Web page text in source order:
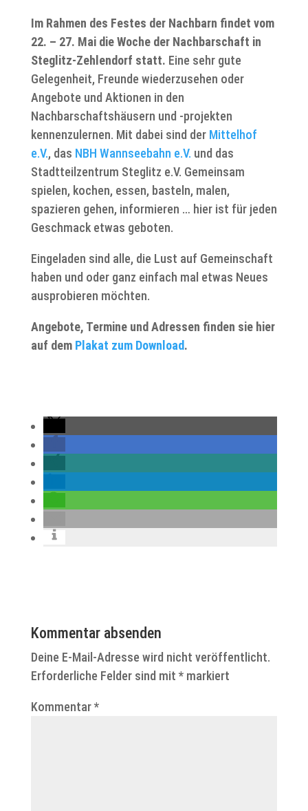
Im Rahmen des Festes der Nachbarn findet vom
22. – 27. Mai die Woche der Nachbarschaft in
Steglitz-Zehlendorf statt. Eine sehr gute
Gelegenheit, Freunde wiederzusehen oder
Angebote und Aktionen in den
Nachbarschaftshäusern und -projekten
kennenzulernen. Mit dabei sind der Mittelhof
e.V., das NBH Wannseebahn e.V. und das
Stadtteilzentrum Steglitz e.V. Gemeinsam
spielen, kochen, essen, basteln, malen,
spazieren gehen, informieren … hier ist für jeden
Geschmack etwas geboten.
Eingeladen sind alle, die Lust auf Gemeinschaft
haben und oder ganz einfach mal etwas Neues
ausprobieren möchten.
Angebote, Termine und Adressen finden sie hier
auf dem Plakat zum Download.
Kommentar absenden
Deine E-Mail-Adresse wird nicht veröffentlicht.
Erforderliche Felder sind mit *markiert
Kommentar*